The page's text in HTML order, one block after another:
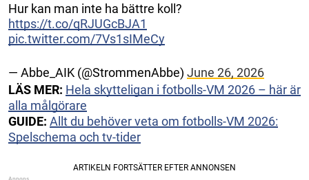
Hur kan man inte ha bättre koll?
https://t.co/qRJUGcBJA1
pic.twitter.com/7Vs1sIMeCy
— Abbe_AIK (@StrommenAbbe) June 26, 2026
LÄS MER: Hela skytteligan i fotbolls-VM 2026 – här är
alla målgörare
GUIDE: Allt du behöver veta om fotbolls-VM 2026:
Spelschema och tv-tider